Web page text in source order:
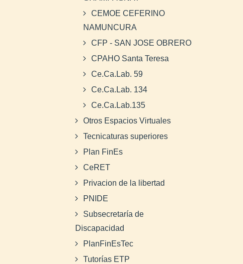
CEMOE CEFERINO
NAMUNCURA
CFP - SAN JOSE OBRERO
CPAHO Santa Teresa
Ce.Ca.Lab. 59
Ce.Ca.Lab. 134
Ce.Ca.Lab.135
Otros Espacios Virtuales
Tecnicaturas superiores
Plan FinEs
CeRET
Privacion de la libertad
PNIDE
Subsecretaría de
Discapacidad
PlanFinEsTec
Tutorías ETP